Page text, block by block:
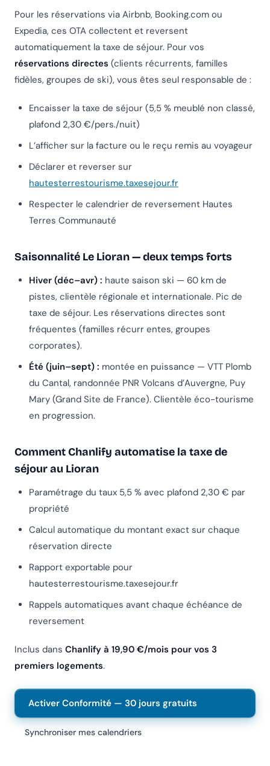
Pour les réservations via Airbnb, Booking.com ou
Expedia, ces OTA collectent et reversent
automatiquement la taxe de séjour. Pour vos
réservations directes (clients récurrents, familles
fidèles, groupes de ski), vous êtes seul responsable de :
Encaisser la taxe de séjour (5,5 % meublé non classé,
plafond 2,30 €/pers./nuit)
L’afficher sur la facture ou le reçu remis au voyageur
Déclarer et reverser sur
hautesterrestourisme.taxesejour.fr
Respecter le calendrier de reversement Hautes
Terres Communauté
Saisonnalité Le Lioran — deux temps forts
Hiver (déc–avr) : haute saison ski — 60 km de
pistes, clientèle régionale et internationale. Pic de
taxe de séjour. Les réservations directes sont
fréquentes (familles récurr entes, groupes
corporates).
Été (juin–sept) : montée en puissance — VTT Plomb
du Cantal, randonnée PNR Volcans d’Auvergne, Puy
Mary (Grand Site de France). Clientèle éco-tourisme
en progression.
Comment Chanlify automatise la taxe de
séjour au Lioran
Paramétrage du taux 5,5 % avec plafond 2,30 € par
propriété
Calcul automatique du montant exact sur chaque
réservation directe
Rapport exportable pour
hautesterrestourisme.taxesejour.fr
Rappels automatiques avant chaque échéance de
reversement
Inclus dans Chanlify à 19,90 €/mois pour vos 3
premiers logements.
Activer Conformité — 30 jours gratuits
Synchroniser mes calendriers